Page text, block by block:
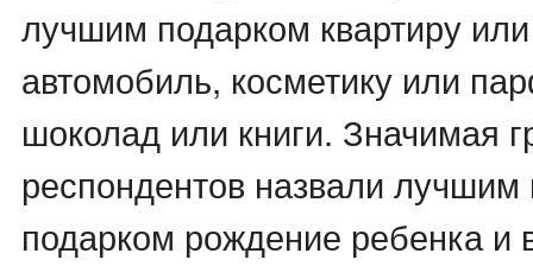
лучшим подарком квартиру
автомобиль, косметику или
шоколад или книги. Значимая
респондентов назвали лучшим
подарком рождение ребенка и